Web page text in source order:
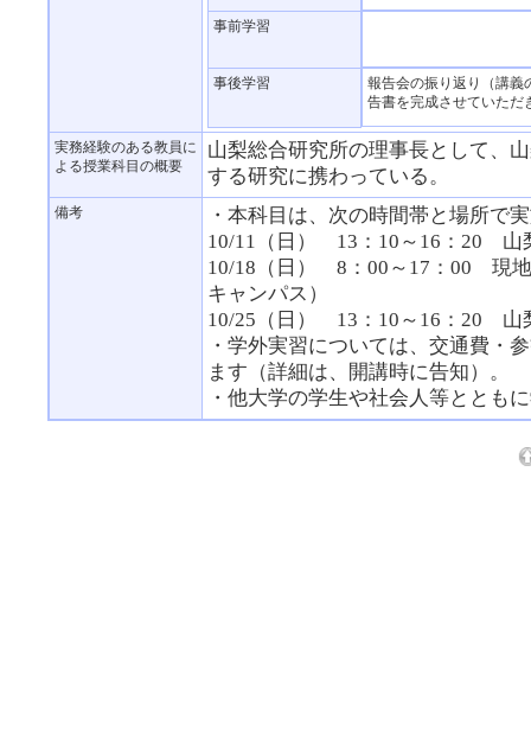
事前学習
事後学習
報告会の振り返り（講義
告書を完成させていた
実務経験のある教員に
よる授業科目の概要
山梨総合研究所の理事長として、
する研究に携わっている。
備考
・本科目は、次の時間帯と場所で
10/11（日） 13：10～16：20 山
10/18（日） 8：00～17：00 現
キャンパス）
10/25（日） 13：10～16：20 山
・学外実習については、交通費・
ます（詳細は、開講時に告知）。
・他大学の学生や社会人等ととも